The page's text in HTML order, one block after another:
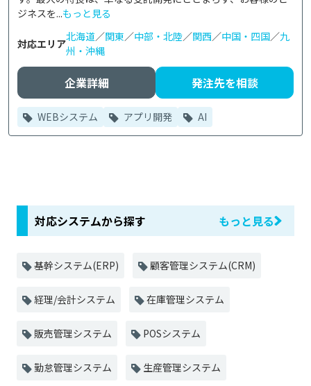
ジネスを...もっと見る
対応エリア
北海道／関東／中部・北陸／関西／中国・四国／九
州・沖縄
企業詳細 発注先を相談
WEBシステム アプリ開発 AI
対応システムから探す もっと見る
基幹システム(ERP) 顧客管理システム(CRM)
経理/会計システム 在庫管理システム
販売管理システム POSシステム
勤怠管理システム 生産管理システム